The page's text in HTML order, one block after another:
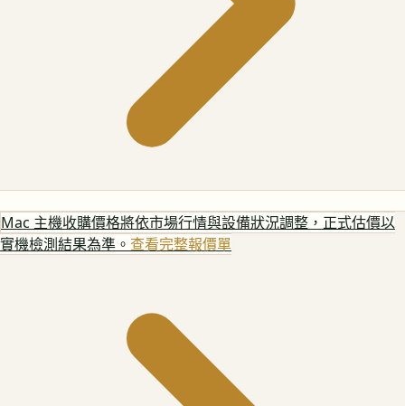
Mac 主機收購價格將依市場行情與設備狀況調整，正式估價以
實機檢測結果為準。 查看完整報價單